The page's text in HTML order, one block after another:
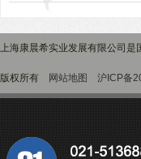
上海康晨希实业发展有限公司
版权所有 网站地图 沪ICP备